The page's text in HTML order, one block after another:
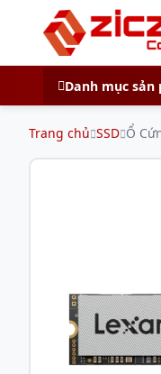
Danh mục sản
Trang chủ SSD Ổ